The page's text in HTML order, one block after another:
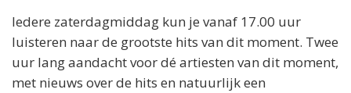
Iedere zaterdagmiddag kun je vanaf 17.00 uur
luisteren naar de grootste hits van dit moment. Twee
uur lang aandacht voor dé artiesten van dit moment,
met nieuws over de hits en natuurlijk een